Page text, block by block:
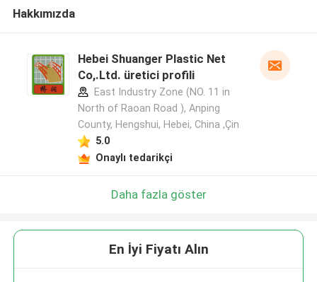
Hakkımızda
Hebei Shuanger Plastic Net
Co,.Ltd. üretici profili
East Industry Zone (NO. 11 in
North of Raoan Road ), Anping
County, Hengshui, Hebei, China ,Çin
5.0
Onaylı tedarikçi
Daha fazla göster
En İyi Fiyatı Alın